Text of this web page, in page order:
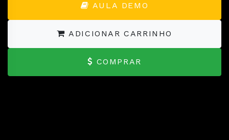
AULA DEMO
ADICIONAR CARRINHO
COMPRAR